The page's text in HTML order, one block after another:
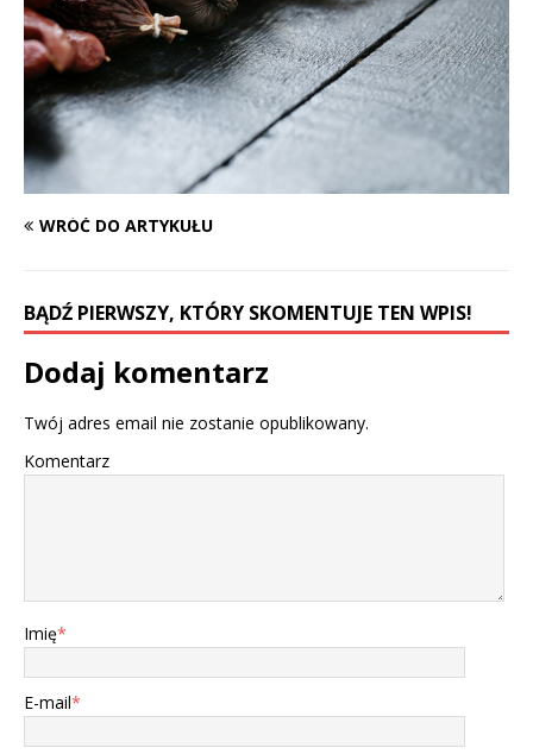
WRÓĆ DO ARTYKUŁU
BĄDŹ PIERWSZY, KTÓRY SKOMENTUJE TEN WPIS!
Dodaj komentarz
Twój adres email nie zostanie opublikowany.
Komentarz
Imię*
E-mail*